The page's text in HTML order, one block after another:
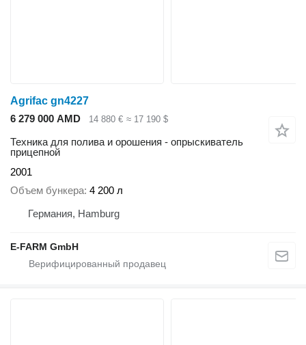
Agrifac gn4227
6 279 000 AMD
14 880 € ≈ 17 190 $
Техника для полива и орошения - опрыскиватель
прицепной
2001
Объем бункера 4 200 л
Германия, Hamburg
E-FARM GmbH